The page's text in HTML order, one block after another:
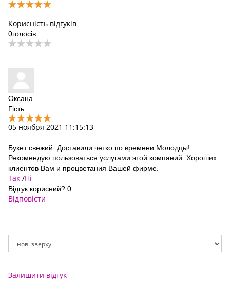
Корисність відгуків
0голосів
Оксана
Гість.
05 ноября 2021 11:15:13
Букет свежий. Доставили четко по времени.Молодцы!
Рекомендую пользоваться услугами этой компаний. Хороших
клиентов Вам и процветания Вашей фирме.
Так /Ні
Відгук корисний? 0
Відповісти
Залишити відгук